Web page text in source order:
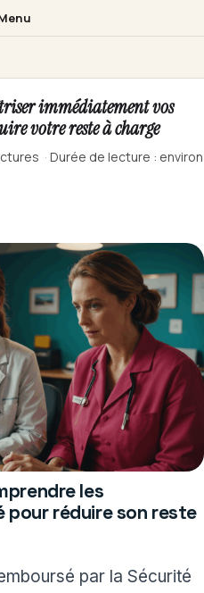
immédiatement vos
votre reste à charge
· Durée de lecture : environ
les
réduire son reste
par la Sécurité